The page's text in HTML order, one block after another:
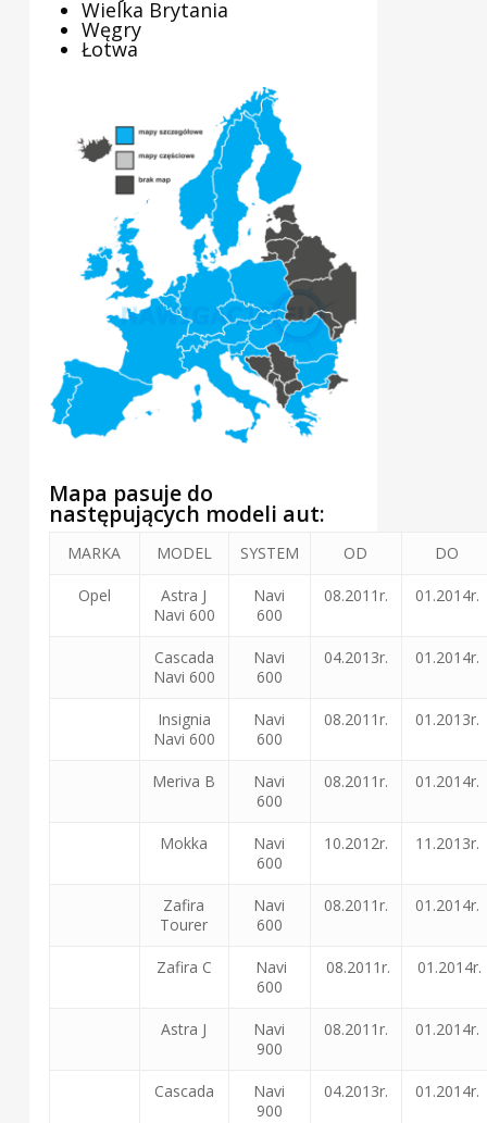
Wielka Brytania
Węgry
Łotwa
Mapa pasuje do
następujących modeli aut:
MARKA MODEL SYSTEM OD DO
Opel
Astra J
Navi 600
Navi
600
08.2011r. 01.2014r.
Cascada
Navi 600
Navi
600
04.2013r. 01.2014r.
Insignia
Navi 600
Navi
600
08.2011r. 01.2013r.
Meriva B
Navi
600
08.2011r. 01.2014r.
Mokka
Navi
600
10.2012r. 11.2013r.
Zafira
Tourer
Navi
600
08.2011r. 01.2014r.
Zafira C
Navi
600
08.2011r. 01.2014r.
Astra J
Navi
900
08.2011r. 01.2014r.
Cascada
Navi
900
04.2013r. 01.2014r.